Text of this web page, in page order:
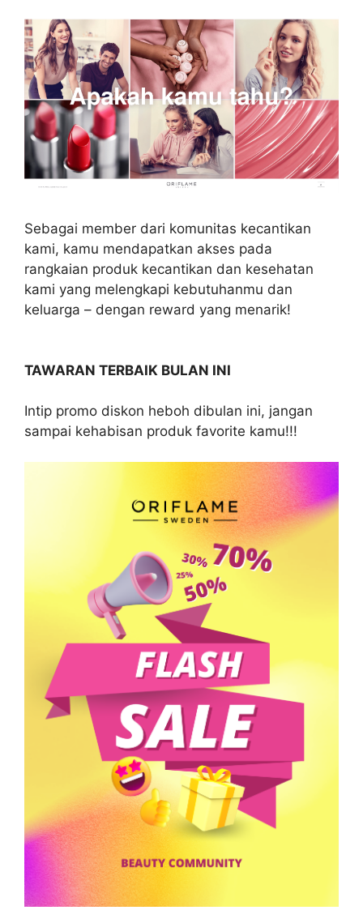
Sebagai member dari komunitas kecantikan
kami, kamu mendapatkan akses pada
rangkaian produk kecantikan dan kesehatan
kami yang melengkapi kebutuhanmu dan
keluarga – dengan reward yang menarik!
TAWARAN TERBAIK BULAN INI
Intip promo diskon heboh dibulan ini, jangan
sampai kehabisan produk favorite kamu!!!